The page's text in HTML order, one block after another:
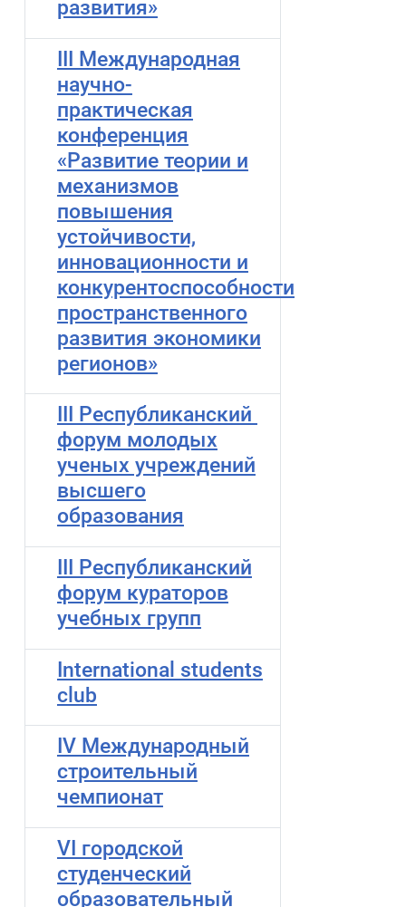
развития»
III Международная
научно-
практическая
конференция
«Развитие теории и
механизмов
повышения
устойчивости,
инновационности и
конкурентоспособности
пространственного
развития экономики
регионов»
III Республиканский
форум молодых
ученых учреждений
высшего
образования
III Республиканский
форум кураторов
учебных групп
International students
club
IV Международный
строительный
чемпионат
VI городской
студенческий
образовательный